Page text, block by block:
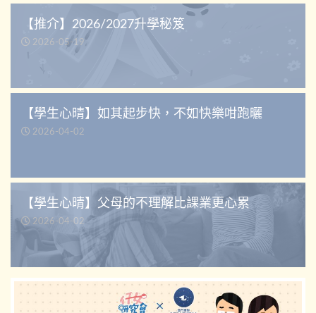
【推介】2026/2027升學秘笈
2026-05-19
【學生心晴】如其起步快，不如快樂咁跑曬
2026-04-02
【學生心晴】父母的不理解比課業更心累
2026-04-02